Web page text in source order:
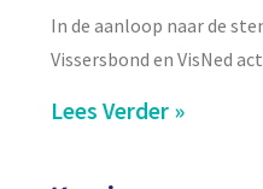
In de aanloop naar de
Vissersbond en VisNed
Lees Verder »